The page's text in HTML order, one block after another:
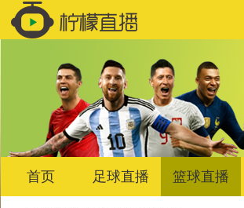
首页 足球直播 篮球直播